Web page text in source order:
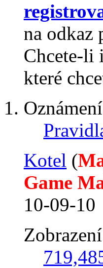
na odkaz
Chcete-li
které
Kotel ‎(
Game
10-09-10